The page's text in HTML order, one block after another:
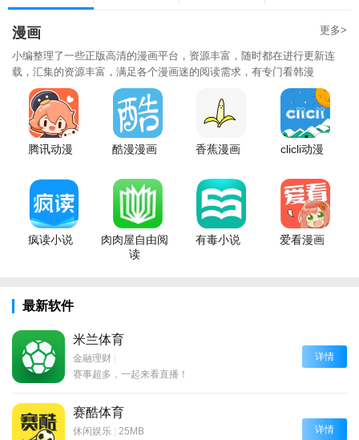
漫画 更多>
小编整理了一些正版高清的漫画平台，资源丰富，随时都在进行更新连
载，汇集的资源丰富，满足各个漫画迷的阅读需求，有专门看韩漫
腾讯动漫 酷漫漫画 香蕉漫画 clicli动漫
疯读小说
肉肉屋自由阅
读
有毒小说 爱看漫画
最新软件
米兰体育
金融理财 |
赛事超多，一起来看直播！
详情
赛酷体育
休闲娱乐 | 25MB
详情